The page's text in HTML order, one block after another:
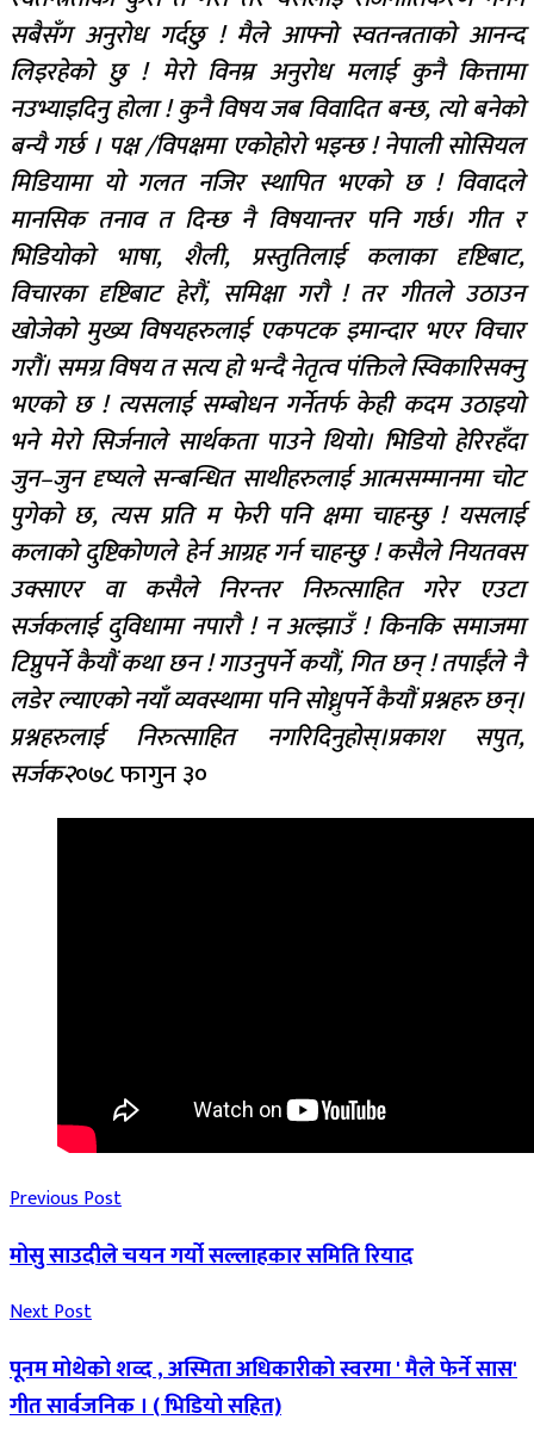
सबैसँग अनुरोध गर्दछु ! मैले आफ्नो स्वतन्त्रताको आनन्द
लिइरहेको छु ! मेरो विनम्र अनुरोध मलाई कुनै कित्तामा
नउभ्याइदिनु होला ! कुनै विषय जब विवादित बन्छ, त्यो बनेको
बन्यै गर्छ । पक्ष /विपक्षमा एकोहोरो भइन्छ ! नेपाली सोसियल
मिडियामा यो गलत नजिर स्थापित भएको छ ! विवादले
मानसिक तनाव त दिन्छ नै विषयान्तर पनि गर्छ। गीत र
भिडियोको भाषा, शैली, प्रस्तुतिलाई कलाका दृष्टिबाट,
विचारका दृष्टिबाट हेरौं, समिक्षा गरौ ! तर गीतले उठाउन
खोजेको मुख्य विषयहरुलाई एकपटक इमान्दार भएर विचार
गरौं। समग्र विषय त सत्य हो भन्दै नेतृत्व पंक्तिले स्विकारिसक्नु
भएको छ ! त्यसलाई सम्बोधन गर्नेतर्फ केही कदम उठाइयो
भने मेरो सिर्जनाले सार्थकता पाउने थियो। भिडियो हेरिरहँदा
जुन–जुन दृष्यले सन्बन्धित साथीहरुलाई आत्मसम्मानमा चोट
पुगेको छ, त्यस प्रति म फेरी पनि क्षमा चाहन्छु ! यसलाई
कलाको दुष्टिकोणले हेर्न आग्रह गर्न चाहन्छु ! कसैले नियतवस
उक्साएर वा कसैले निरन्तर निरुत्साहित गरेर एउटा
सर्जकलाई दुविधामा नपारौ ! न अल्झाउँ ! किनकि समाजमा
टिप्नुपर्ने कैयौं कथा छन ! गाउनुपर्ने कयौं, गित छन् ! तपाईंले नै
लडेर ल्याएको नयाँ व्यवस्थामा पनि सोध्नुपर्ने कैयौं प्रश्नहरु छन्।
प्रश्नहरुलाई निरुत्साहित नगरिदिनुहोस्।प्रकाश सपुत,
सर्जक२०७८ फागुन ३०
Previous Post
मोसु साउदीले चयन गर्यो सल्लाहकार समिति रियाद
Next Post
पूनम मोथेको शव्द , अस्मिता अधिकारीको स्वरमा ' मैले फेर्ने सास'
गीत सार्वजनिक । ( भिडियो सहित)